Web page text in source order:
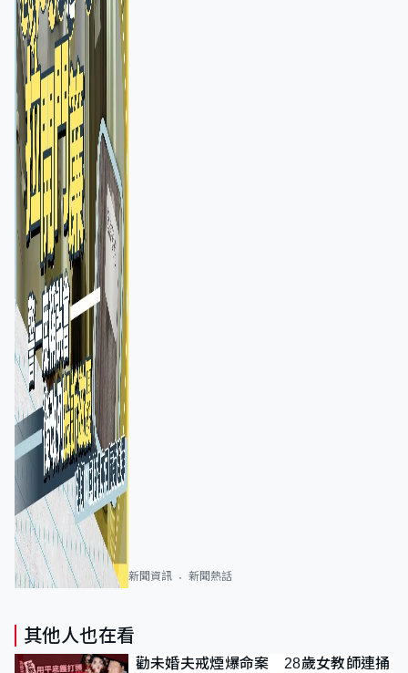
新聞資訊 新聞熱話
其他人也在看
勸未婚夫戒煙爆命案 28歲女教師連捅